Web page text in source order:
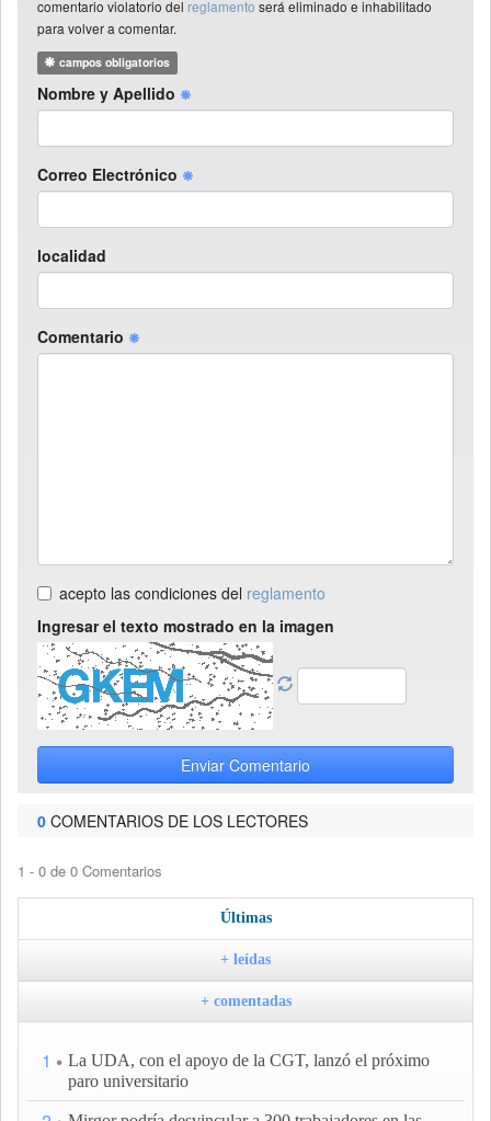
comentario violatorio del reglamento será eliminado e inhabilitado
para volver a comentar.
campos obligatorios
Nombre y Apellido
Correo Electrónico
localidad
Comentario
acepto las condiciones del reglamento
Ingresar el texto mostrado en la imagen
Enviar Comentario
0 COMENTARIOS DE LOS LECTORES
1 - 0 de 0 Comentarios
Últimas
+ leídas
+ comentadas
1
La UDA, con el apoyo de la CGT, lanzó el próximo
paro universitario